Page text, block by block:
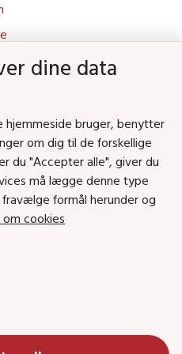
som RSS feed
• Tlf.: 72 42 37 00 •
dine data
hjemmeside bruger, benytter
om dig til de forskellige
du "Accepter alle", giver du
må lægge denne type
formål herunder og
cookies